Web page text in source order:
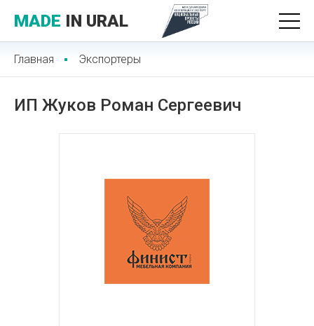
MADE IN URAL
Главная Экспортеры
ИП Жуков Роман Сергеевич